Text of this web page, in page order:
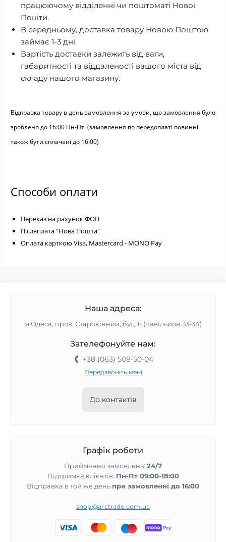
працюючому відділенні чи поштоматі Нової
Пошти.
В середньому, доставка товару Новою Поштою
займає 1-3 дні.
Вартість доставки залежить від ваги,
габаритності та віддаленості вашого міста від
складу нашого магазину.
Відправка товару в день замовлення за умови, що замовлення було
зроблено до 16:00 Пн-Пт. (замовлення по передоплаті повинні
також бути сплачені до 16:00)
Способи оплати
Переказ на рахунок ФОП
Післяплата "Нова Пошта"
Оплата карткою Visa, Mastercard - MONO Pay
Наша адреса:
м.Одеса, пров. Старокінний, буд. 6 (павільйон 33-34)
Зателефонуйте нам:
+38 (063) 508-50-04
Передзвоніть мені
До контактів
Графік роботи
Приймання замовлень: 24/7
Підтримка клієнтів: Пн-Пт 09:00-18:00
Відправка в той же день при замовленні до 16:00
shop@arctrade.com.ua